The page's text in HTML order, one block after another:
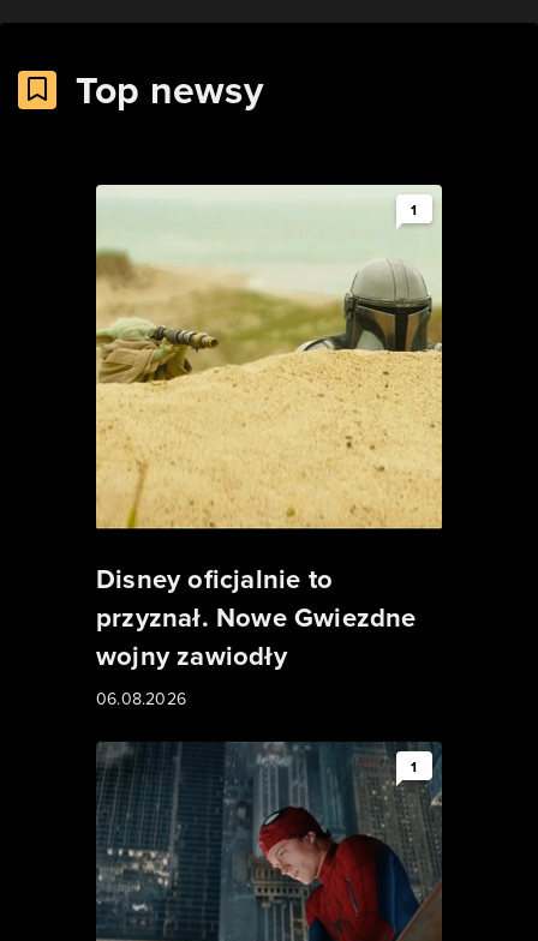
Top newsy
1
Disney oficjalnie to
przyznał. Nowe Gwiezdne
wojny zawiodły
06.08.2026
1